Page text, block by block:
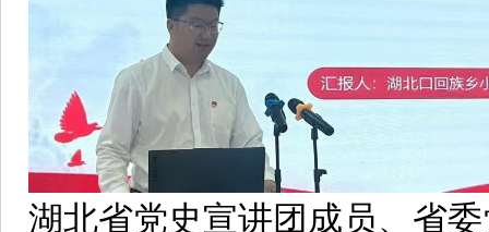
湖北省党史宣讲团成员、省